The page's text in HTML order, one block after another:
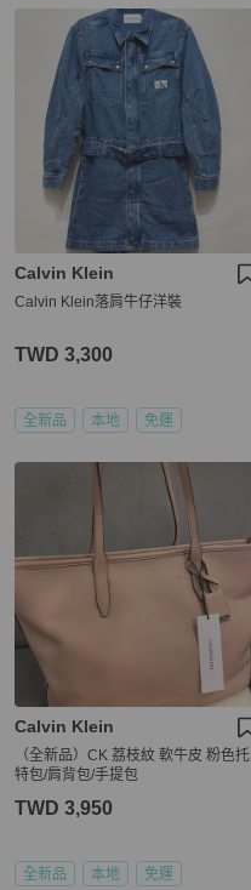
Calvin Klein
Calvin Klein落肩牛仔洋裝
TWD 3,300
全新品 本地 免運
Calvin Klein
（全新品）CK 荔枝紋 軟牛皮 粉色托
特包/肩背包/手提包
TWD 3,950
全新品 本地 免運